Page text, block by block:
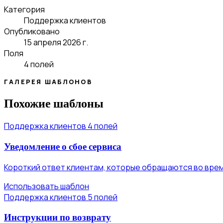
Категория
Поддержка клиентов
Опубликовано
15 апреля 2026 г.
Поля
4 полей
ГАЛЕРЕЯ ШАБЛОНОВ
Похожие шаблоны
Поддержка клиентов 4 полей
Уведомление о сбое сервиса
Короткий ответ клиентам, которые обращаются во
Использовать шаблон
Поддержка клиентов 5 полей
Инструкции по возврату